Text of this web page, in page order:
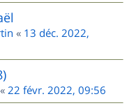
« 13 déc. 2022,
« 22 févr. 2022, 09:56